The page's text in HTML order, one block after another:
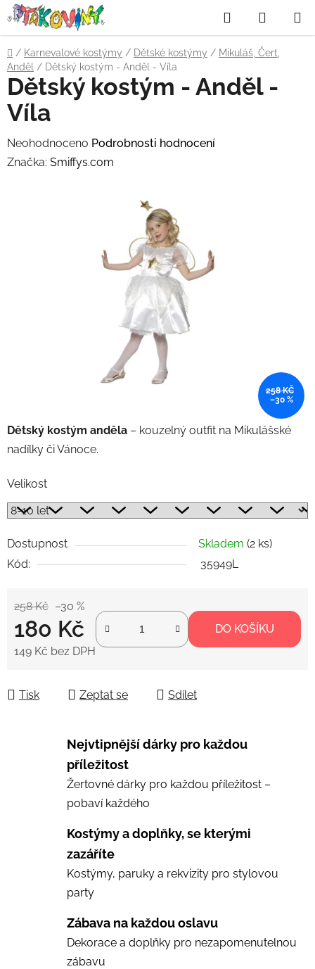
Přejít
na
obsah
Hledat
KOŠÍK
Domů
/ Karnevalové kostýmy / Dětské kostýmy / Mikuláš, Čert,
Anděl / Dětský kostým - Anděl - Víla
Dětský kostým anděla – kouzelný outfit na Mikulášské
nadílky či Vánoce.
Velikost
Dostupnost Skladem (2 ks)
Kód:
35949L
258 Kč –30 %
180 Kč
149 Kč bez DPH
DO KOŠÍKU
Tisk Zeptat se Sdílet
Dětský kostým - Anděl -
Víla
Průměrné
hodnocení
Neohodnoceno Podrobnosti hodnocení
Značka: Smiffys.com
258 KČ
–30 %
Nejvtipnější dárky pro každou
příležitost
Žertovné dárky pro každou příležitost –
pobaví každého
Kostýmy a doplňky, se kterými
zazáříte
Kostýmy, paruky a rekvizity pro stylovou
party
Zábava na každou oslavu
Dekorace a doplňky pro nezapomenutelnou
zábavu